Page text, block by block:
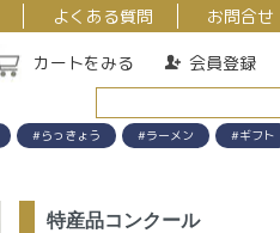
よくある質問 お問合せ
カートをみる 会員登録
#らっきょう #ラーメン #ギフト
特産品コンクール